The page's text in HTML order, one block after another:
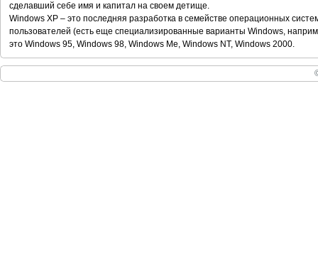
сделавший себе имя и капитал на своем детище.
Windows ХР – это последняя разработка в семействе операционных
пользователей (есть еще специализированные варианты Windows,
это Windows 95, Windows 98, Windows Ме, Windows NT, Windows 2000.